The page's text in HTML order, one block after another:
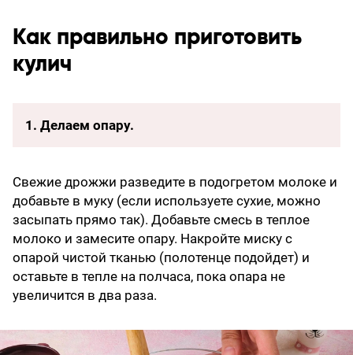
Как правильно приготовить
кулич
1. Делаем опару.
Свежие дрожжи разведите в подогретом молоке и
добавьте в муку (если используете сухие, можно
засыпать прямо так). Добавьте смесь в теплое
молоко и замесите опару. Накройте миску с
опарой чистой тканью (полотенце подойдет) и
оставьте в тепле на полчаса, пока опара не
увеличится в два раза.